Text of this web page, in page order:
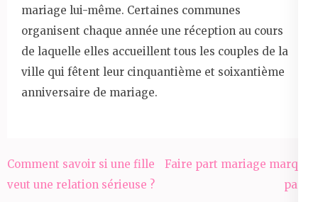
mariage lui-même. Certaines communes
organisent chaque année une réception au cours
de laquelle elles accueillent tous les couples de la
ville qui fêtent leur cinquantième et soixantième
anniversaire de mariage.
Navigation
de
Comment savoir si une fille
veut une relation sérieuse ?
Faire part mariage marque
page